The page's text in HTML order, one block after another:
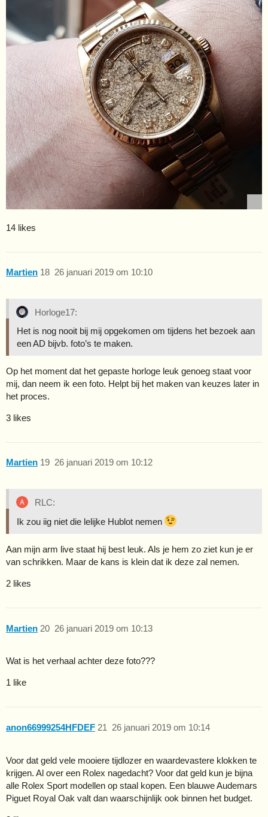
14 likes
Martien 26 januari 2019 om 10:10
18
Horloge17:
Het is nog nooit bij mij opgekomen om tijdens het bezoek aan
een AD bijvb. foto’s te maken.
Op het moment dat het gepaste horloge leuk genoeg staat voor
mij, dan neem ik een foto. Helpt bij het maken van keuzes later in
het proces.
3 likes
Martien 26 januari 2019 om 10:12
19
RLC:
Ik zou iig niet die lelijke Hublot nemen
Aan mijn arm live staat hij best leuk. Als je hem zo ziet kun je er
van schrikken. Maar de kans is klein dat ik deze zal nemen.
2 likes
Martien 26 januari 2019 om 10:13
20
Wat is het verhaal achter deze foto???
1 like
anon66999254HFDEF 26 januari 2019 om 10:14
21
Voor dat geld vele mooiere tijdlozer en waardevastere klokken te
krijgen. Al over een Rolex nagedacht? Voor dat geld kun je bijna
alle Rolex Sport modellen op staal kopen. Een blauwe Audemars
Piguet Royal Oak valt dan waarschijnlijk ook binnen het budget.